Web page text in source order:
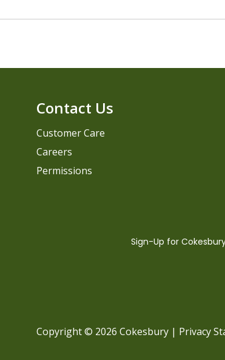
Contact Us
Customer Care
Careers
Permissions
Copyright © 2026 Cokesbury | Privacy